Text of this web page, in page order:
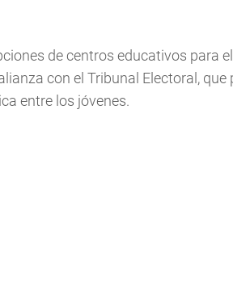
de centros educativos para
con el Tribunal Electoral,
entre los jóvenes.